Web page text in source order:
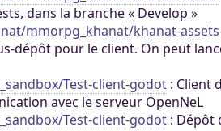
dans la branche « Develop »
mmorpg_khanat/khanat-
dépôt pour le client. On peut
Test-client-godot: Client
avec le serveur OpenNeL
Test-client-godot: Dépôt